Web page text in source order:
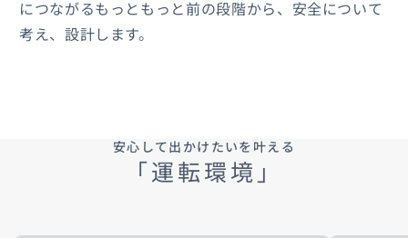
につながるもっともっと前の段階から、安全について
考え、設計します。
安心して出かけたいを叶える
「運転環境」